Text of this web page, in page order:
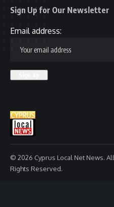
Sign Up for Our Newsletter
Email address:
© 2026 Cyprus Local Net News. All
Rights Reserved.